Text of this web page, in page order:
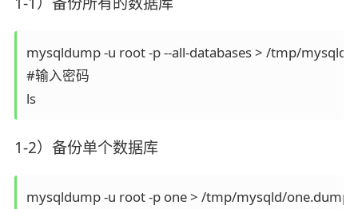
mysqldump -u root -p --all-databases > /tmp/mysqld/
#输入密码
ls
1-2）备份单个数据库
mysqldump -u root -p one > /tmp/mysqld/one.dump